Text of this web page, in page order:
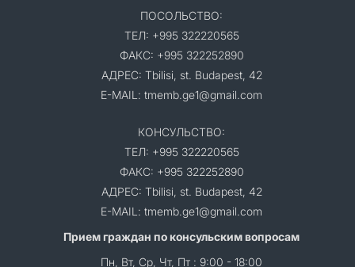
ПОСОЛЬСТВО:
ТЕЛ: +995 322220565
ФАКС: +995 322252890
АДРЕС: Tbilisi, st. Budapest, 42
E-MAIL: tmemb.ge1@gmail.com
КОНСУЛЬСТВО:
ТЕЛ: +995 322220565
ФАКС: +995 322252890
АДРЕС: Tbilisi, st. Budapest, 42
E-MAIL: tmemb.ge1@gmail.com
Прием граждан по консульским вопросам
Пн, Вт, Ср, Чт, Пт : 9:00 - 18:00